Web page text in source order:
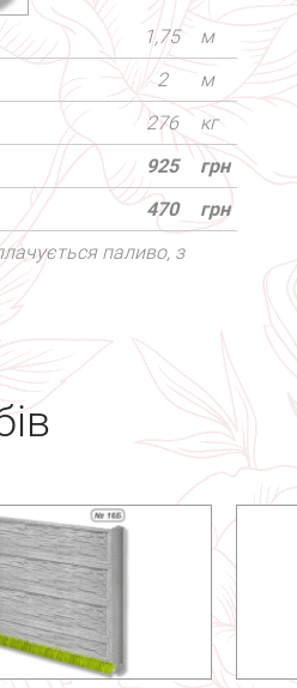
1,75
м
2
м
276
кг
925
грн
470
грн
паливо, з